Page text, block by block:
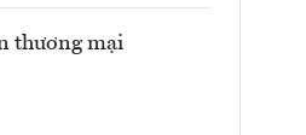
thương mại